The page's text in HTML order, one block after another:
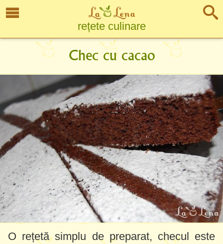
rețete culinare
Chec cu cacao
O rețetă simplu de preparat, checul este